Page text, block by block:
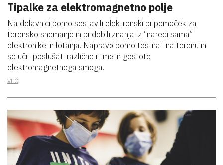
Tipalke za elektromagnetno polje
Na delavnici bomo sestavili elektronski pripomoček za
terensko snemanje in pridobili znanja iz “naredi sama”
elektronike in lotanja. Napravo bomo testirali na terenu in
se učili poslušati različne ritme in gostote
elektromagnetnega smoga.
VEČ